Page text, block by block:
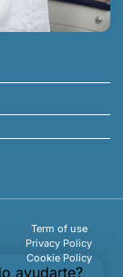
Term of use
Privacy Policy
Cookie Policy
ayudarte?